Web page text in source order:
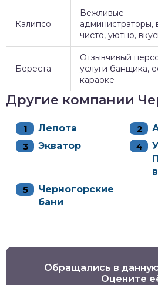
Калипсо
Вежливые
администраторы,
чисто, уютно,
Береста
Отзывчивый
услуги банщика,
караоке
Другие компании
Лепота
Экватор
Черногорские
бани
Обращались в
Оцените